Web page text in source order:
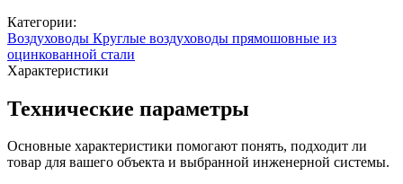
Категории:
Воздуховоды Круглые воздуховоды прямошовные из
оцинкованной стали
Характеристики
Технические параметры
Основные характеристики помогают понять, подходит ли
товар для вашего объекта и выбранной инженерной системы.